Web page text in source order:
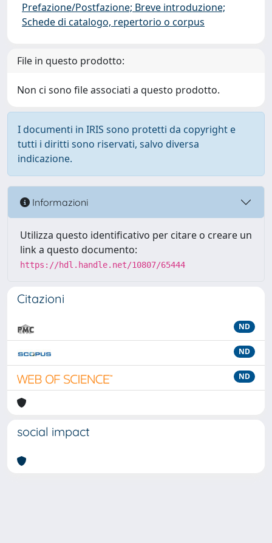
Prefazione/Postfazione; Breve introduzione;
Schede di catalogo, repertorio o corpus
File in questo prodotto:
Non ci sono file associati a questo prodotto.
I documenti in IRIS sono protetti da copyright e
tutti i diritti sono riservati, salvo diversa
indicazione.
Informazioni
Utilizza questo identificativo per citare o creare un
link a questo documento:
https://hdl.handle.net/10807/65444
Citazioni
ND
ND
ND
social impact